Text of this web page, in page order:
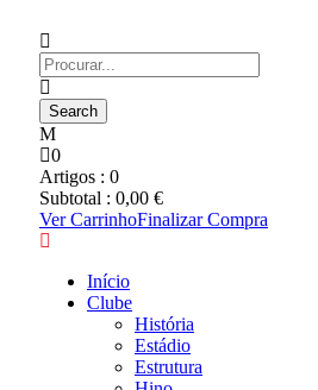
0
Artigos : 0
Subtotal : 0,00 €
Ver CarrinhoFinalizar Compra
Início
Clube
História
Estádio
Estrutura